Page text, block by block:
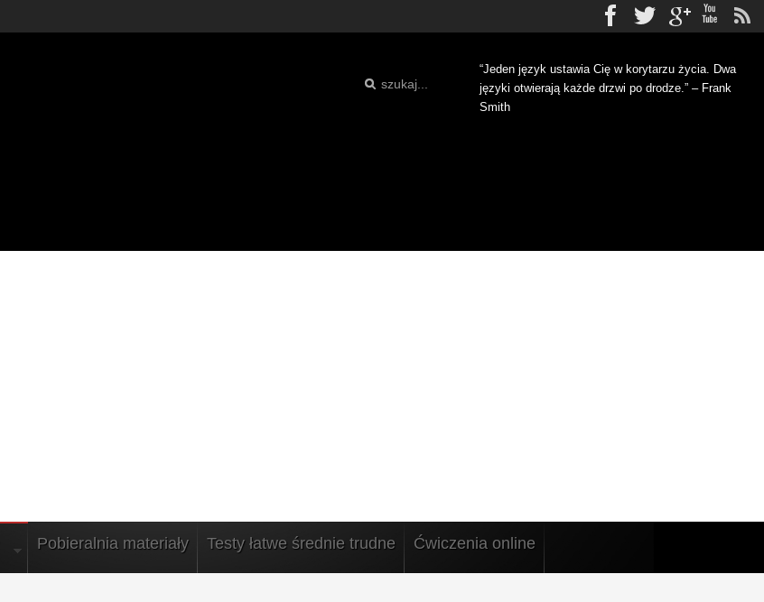
Facebook
Twittergplus
“Jeden język ustawia Cię w korytarzu życia. Dwa
języki otwierają każde drzwi po drodze.” – Frank
Smith
Pobieralnia materiały Testy łatwe średnie trudne Ćwiczenia online